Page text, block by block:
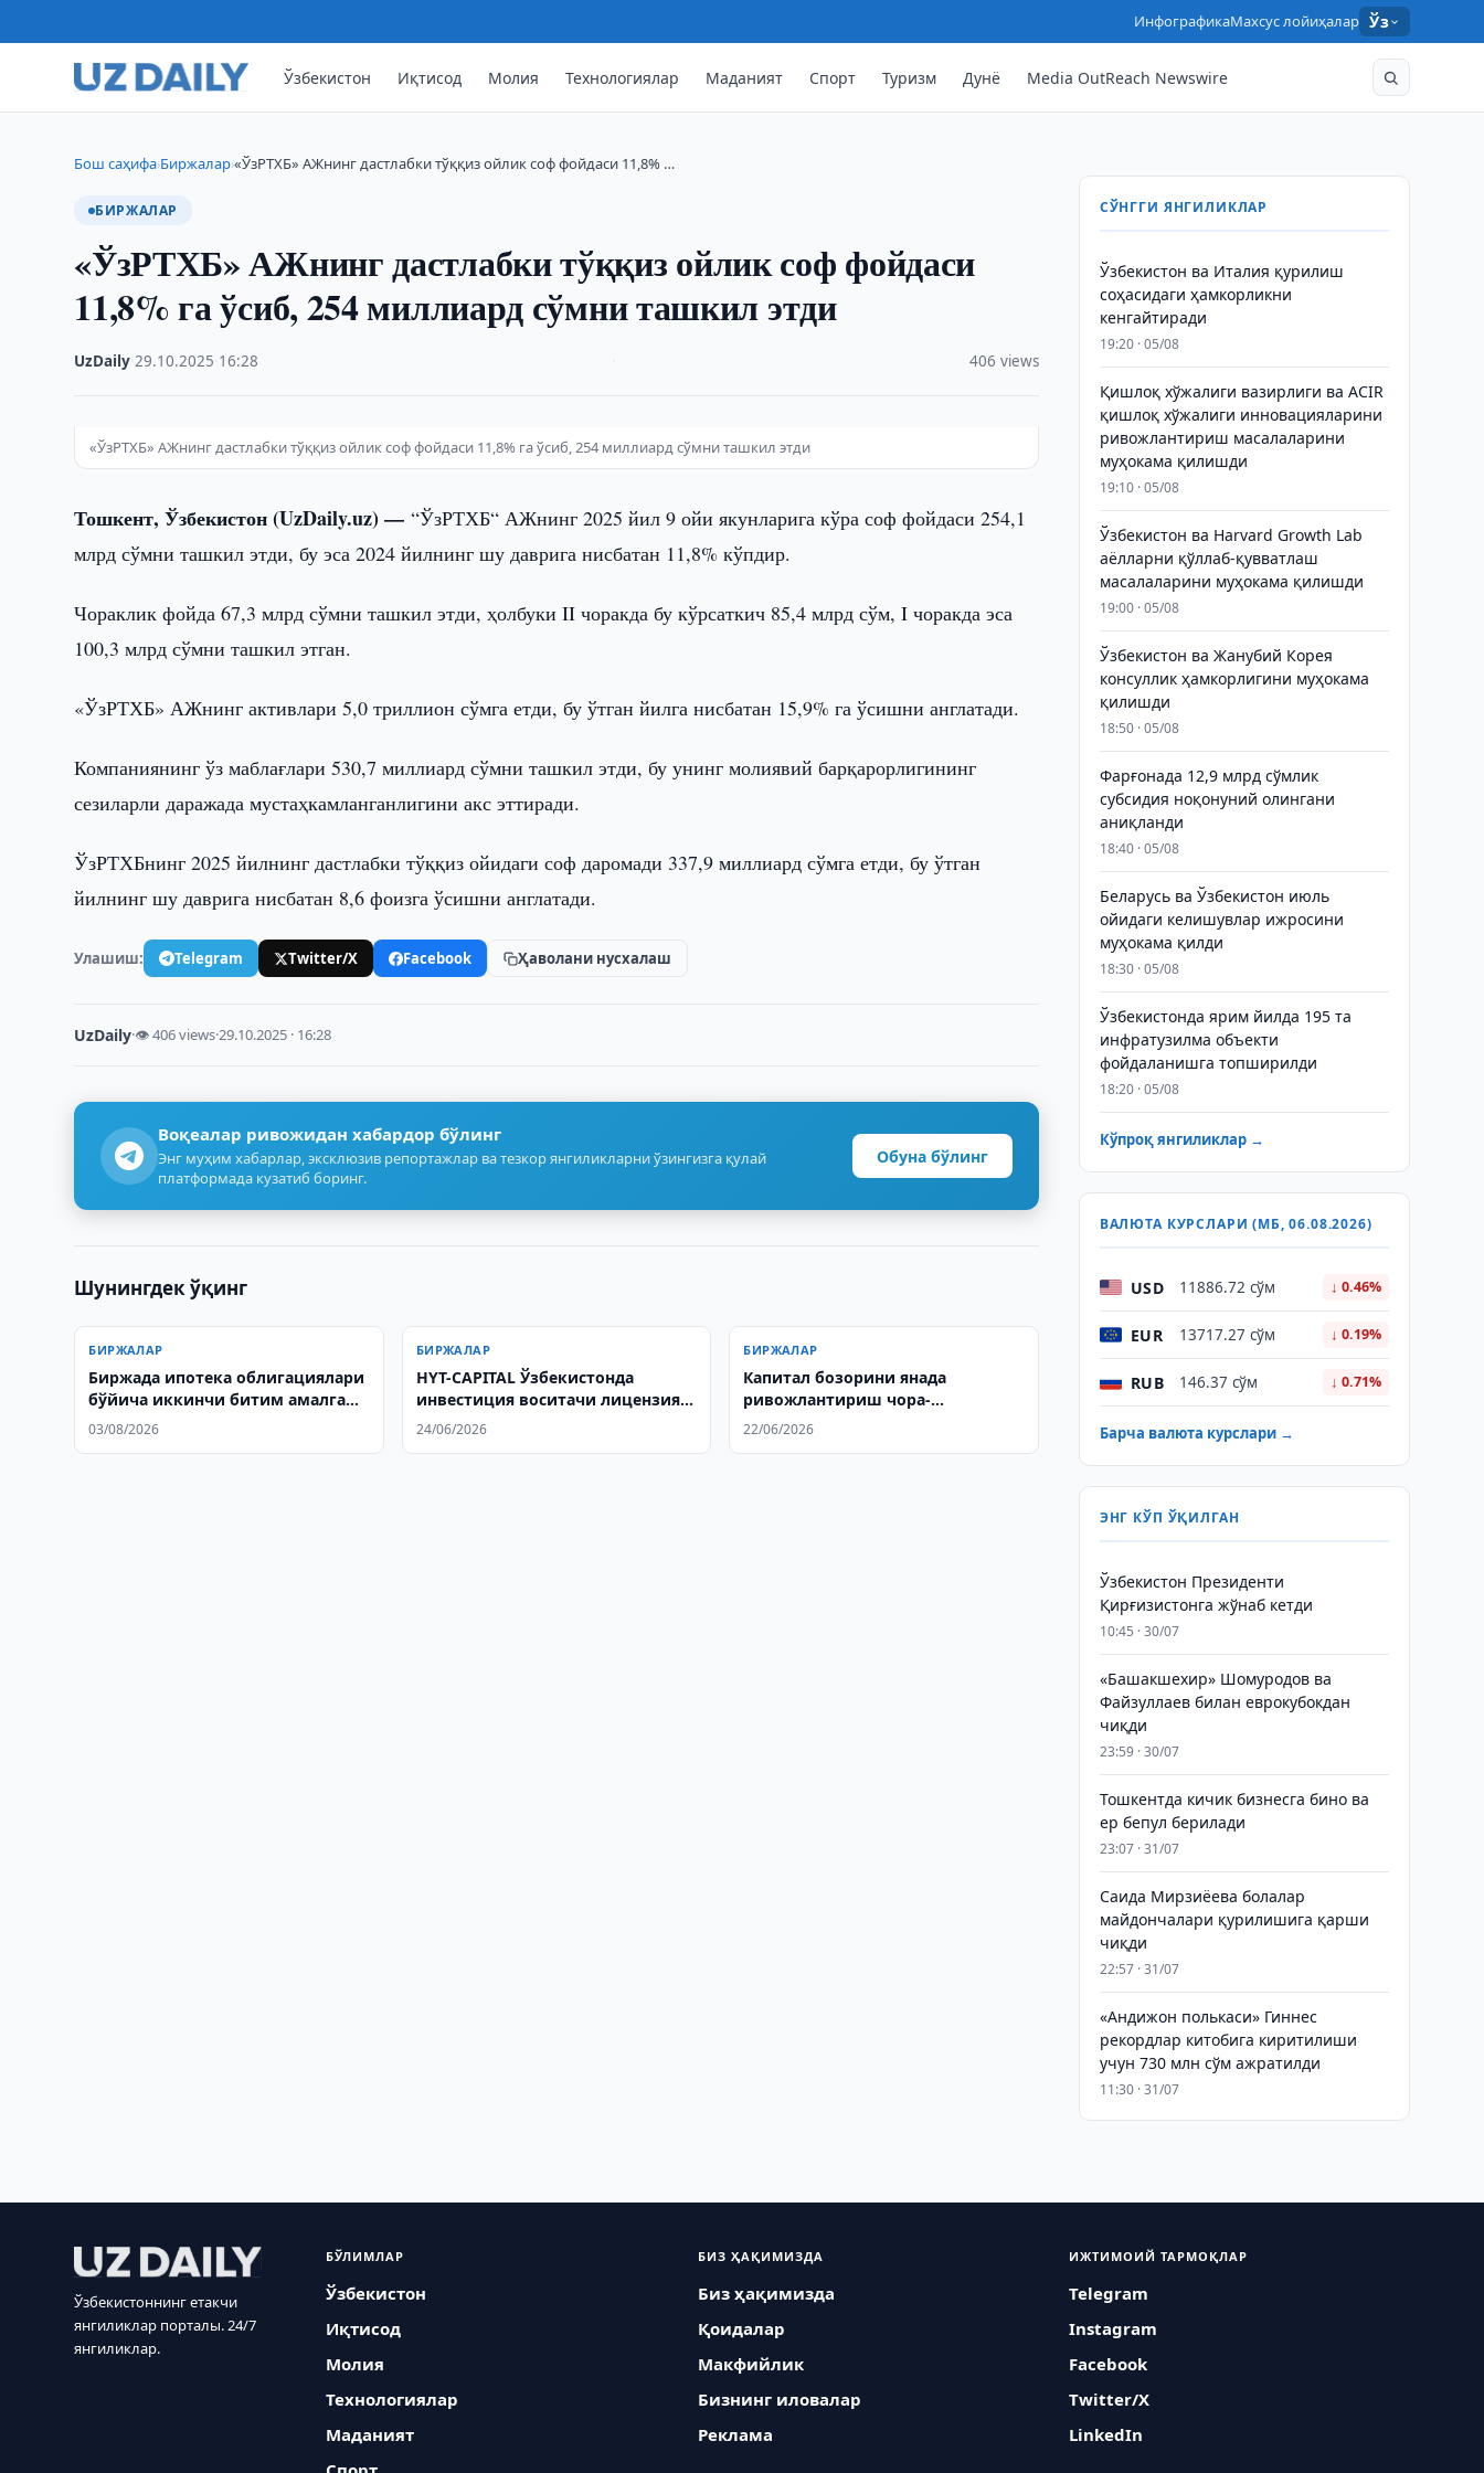
ИнфографикаМахсус лойиҳалар Ўз
Ўзбекистон Иқтисод Молия Технологиялар Маданият Спорт Туризм Дунё Media OutReach Newswire
Бош саҳифа›Биржалар›«ЎзРТХБ» АЖнинг дастлабки тўққиз ойлик соф фойдаси 11,8% …
БИРЖАЛАР
«ЎзРТХБ» АЖнинг дастлабки тўққиз ойлик соф фойдаси
11,8% га ўсиб, 254 миллиард сўмни ташкил этди
UzDaily ·29.10.2025 16:28 406 views
«ЎзРТХБ» АЖнинг дастлабки тўққиз ойлик соф фойдаси 11,8% га ўсиб, 254 миллиард сўмни ташкил этди
Тошкент, Ўзбекистон (UzDaily.uz) —“ЎзРТХБ“ АЖнинг 2025 йил 9 ойи якунларига кўра соф фойдаси 254,1
млрд сўмни ташкил этди, бу эса 2024 йилнинг шу даврига нисбатан 11,8% кўпдир.
Чораклик фойда 67,3 млрд сўмни ташкил этди, ҳолбуки II чоракда бу кўрсаткич 85,4 млрд сўм, I чоракда эса
100,3 млрд сўмни ташкил этган.
«ЎзРТХБ» АЖнинг активлари 5,0 триллион сўмга етди, бу ўтган йилга нисбатан 15,9% га ўсишни англатади.
Компаниянинг ўз маблағлари 530,7 миллиард сўмни ташкил этди, бу унинг молиявий барқарорлигининг
сезиларли даражада мустаҳкамланганлигини акс эттиради.
ЎзРТХБнинг 2025 йилнинг дастлабки тўққиз ойидаги соф даромади 337,9 миллиард сўмга етди, бу ўтган
йилнинг шу даврига нисбатан 8,6 фоизга ўсишни англатади.
Улашиш: Telegram Twitter/X Facebook Ҳаволани нусхалаш
UzDaily·👁 406 views·29.10.2025 · 16:28
Воқеалар ривожидан хабардор бўлинг
Энг муҳим хабарлар, эксклюзив репортажлар ва тезкор янгиликларни ўзингизга қулай
платформада кузатиб боринг.
Обуна бўлинг
Шунингдек ўқинг
БИРЖАЛАР
Биржада ипотека облигациялари
бўйича иккинчи битим амалга
оширилди
03/08/2026
БИРЖАЛАР
HYT-CAPITAL Ўзбекистонда
инвестиция воситачи лицензия
олди
24/06/2026
БИРЖАЛАР
Капитал бозорини янада
ривожлантириш чора-
тадбирлари белгиланди
22/06/2026
СЎНГГИ ЯНГИЛИКЛАР
Ўзбекистон ва Италия қурилиш
соҳасидаги ҳамкорликни
кенгайтиради
19:20 · 05/08
Қишлоқ хўжалиги вазирлиги ва ACIR
қишлоқ хўжалиги инновацияларини
ривожлантириш масалаларини
муҳокама қилишди
19:10 · 05/08
Ўзбекистон ва Harvard Growth Lab
аёлларни қўллаб-қувватлаш
масалаларини муҳокама қилишди
19:00 · 05/08
Ўзбекистон ва Жанубий Корея
консуллик ҳамкорлигини муҳокама
қилишди
18:50 · 05/08
Фарғонада 12,9 млрд сўмлик
субсидия ноқонуний олингани
аниқланди
18:40 · 05/08
Беларусь ва Ўзбекистон июль
ойидаги келишувлар ижросини
муҳокама қилди
18:30 · 05/08
Ўзбекистонда ярим йилда 195 та
инфратузилма объекти
фойдаланишга топширилди
18:20 · 05/08
Кўпроқ янгиликлар →
ВАЛЮТА КУРСЛАРИ (МБ, 06.08.2026)
USD 11886.72 сўм ↓ 0.46%
EUR 13717.27 сўм ↓ 0.19%
RUB 146.37 сўм ↓ 0.71%
Барча валюта курслари →
ЭНГ КЎП ЎҚИЛГАН
Ўзбекистон Президенти
Қирғизистонга жўнаб кетди
10:45 · 30/07
«Башакшехир» Шомуродов ва
Файзуллаев билан еврокубокдан
чиқди
23:59 · 30/07
Тошкентда кичик бизнесга бино ва
ер бепул берилади
23:07 · 31/07
Саида Мирзиёева болалар
майдончалари қурилишига қарши
чиқди
22:57 · 31/07
«Андижон полькаси» Гиннес
рекордлар китобига киритилиши
учун 730 млн сўм ажратилди
11:30 · 31/07
Ўзбекистоннинг етакчи
янгиликлар порталы. 24/7
янгиликлар.
БЎЛИМЛАР
Ўзбекистон
Иқтисод
Молия
Технологиялар
Маданият
БИЗ ҲАҚИМИЗДА
Биз ҳақимизда
Қоидалар
Макфийлик
Бизнинг иловалар
Реклама
ИЖТИМОИЙ ТАРМОҚЛАР
Telegram
Instagram
Facebook
Twitter/X
LinkedIn